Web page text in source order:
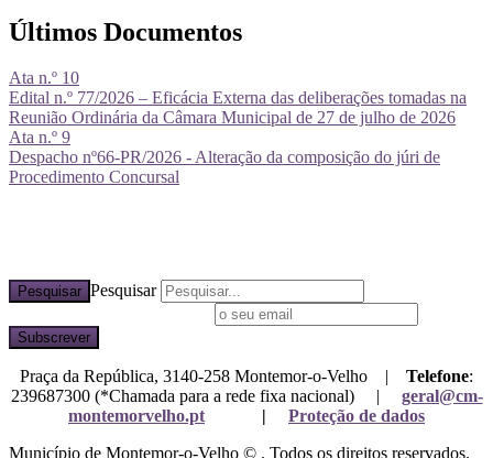
Últimos Documentos
Ata n.º 10
Edital n.º 77/2026 – Eficácia Externa das deliberações tomadas na
Reunião Ordinária da Câmara Municipal de 27 de julho de 2026
Ata n.º 9
Despacho nº66-PR/2026 - Alteração da composição do júri de
Procedimento Concursal
Pesquisar Pesquisar
Praça da República, 3140-258 Montemor-o-Velho | Telefone:
239687300 (*Chamada para a rede fixa nacional) | geral@cm-
montemorvelho.pt
| Proteção de dados
Município de Montemor-o-Velho © . Todos os direitos reservados.